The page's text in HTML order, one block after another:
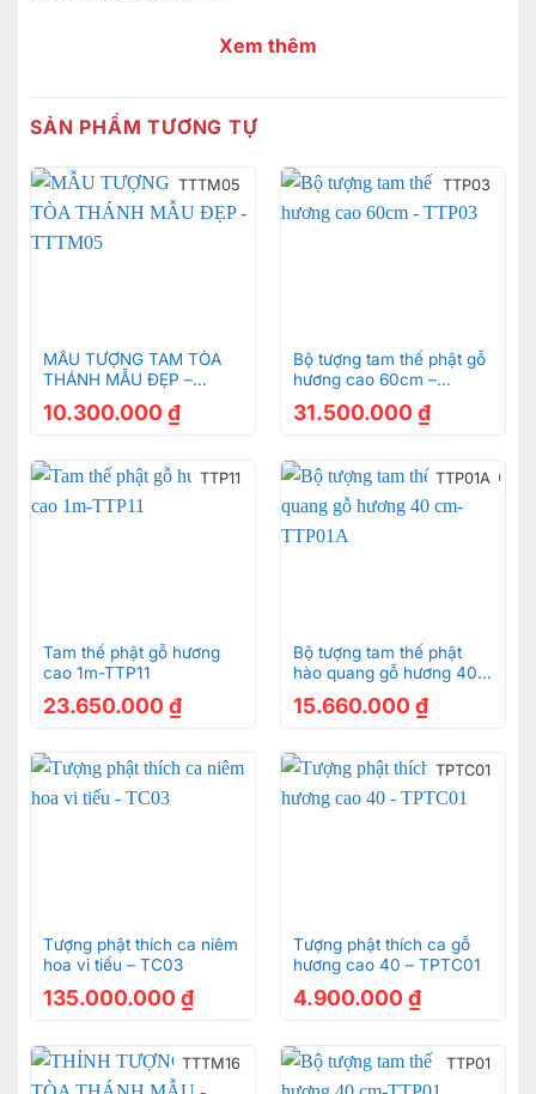
Xem thêm
SẢN PHẨM TƯƠNG TỰ
TTTM05
MẪU TƯỢNG TAM TÒA
THÁNH MẪU ĐẸP –
10.300.000 ₫
TTP03
Bộ tượng tam thế phật gỗ
hương cao 60cm –
31.500.000 ₫
TTP11
Tam thế phật gỗ hương
cao 1m-TTP11
23.650.000 ₫
TTP01A
Bộ tượng tam thế phật
hào quang gỗ hương 40
15.660.000 ₫
Tượng phật thích ca niêm
hoa vi tiếu – TC03
135.000.000 ₫
TPTC01
Tượng phật thích ca gỗ
hương cao 40 – TPTC01
4.900.000 ₫
TTTM16 TTP01